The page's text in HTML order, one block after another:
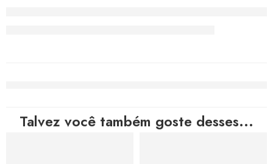
Talvez você também goste desses...